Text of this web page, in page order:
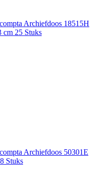
Archiefdoos 18515H
cm 25 Stuks
Archiefdoos 50301E
Stuks